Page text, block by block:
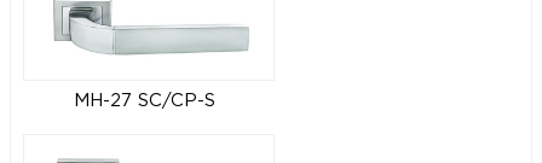
MH-27 SC/CP-S